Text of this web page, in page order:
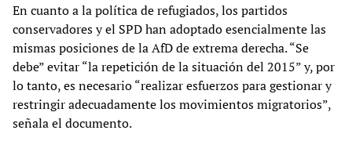
En cuanto a la política de refugiados, los partidos
conservadores y el SPD han adoptado esencialmente las
mismas posiciones de la AfD de extrema derecha. “Se
debe” evitar “la repetición de la situación del 2015” y, por
lo tanto, es necesario “realizar esfuerzos para gestionar y
restringir adecuadamente los movimientos migratorios”,
señala el documento.